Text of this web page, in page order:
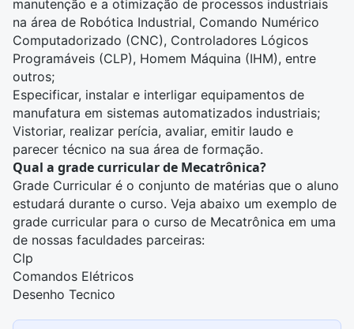
manutenção e a otimização de processos industriais
na área de Robótica Industrial, Comando Numérico
Computadorizado (CNC), Controladores Lógicos
Programáveis (CLP), Homem Máquina (IHM), entre
outros;
Especificar, instalar e interligar equipamentos de
manufatura em sistemas automatizados industriais;
Vistoriar, realizar perícia, avaliar, emitir laudo e
parecer técnico na sua área de formação.
Qual a grade curricular de Mecatrônica?
Grade Curricular é o conjunto de matérias que o aluno
estudará durante o curso. Veja abaixo um exemplo de
grade curricular para o curso de Mecatrônica em uma
de nossas faculdades parceiras:
Clp
Comandos Elétricos
Desenho Tecnico